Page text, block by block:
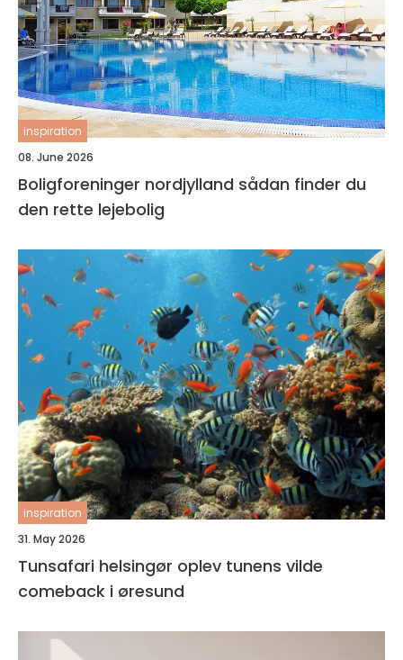
inspiration
08. June 2026
Boligforeninger nordjylland sådan finder du
den rette lejebolig
inspiration
31. May 2026
Tunsafari helsingør oplev tunens vilde
comeback i øresund